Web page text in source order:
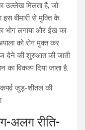
उल्लेख मिलता है, जो
बीमारी से मुक्ति के
भोग लगाया और ईख का
को रोग मुक्त कर
देने की शुरुआत की जाती
का विकल्प दिया जाता है.
जुड़-शीतल की
अलग रीति-